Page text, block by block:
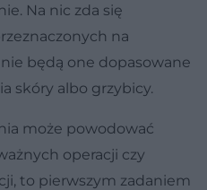
Na nic zda się
na
będą one dopasowane
skóry albo grzybicy.
może powodować
operacji czy
to pierwszym zadaniem